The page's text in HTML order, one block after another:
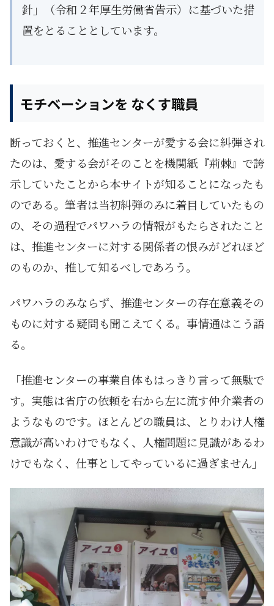
針」（令和２年厚生労働省告示）に基づいた措
置をとることとしています。
モチベーションを なくす職員
断っておくと、推進センターが愛する会に糾弾され
たのは、愛する会がそのことを機関紙『荊棘』で誇
示していたことから本サイトが知ることになったも
のである。筆者は当初糾弾のみに着目していたもの
の、その過程でパワハラの情報がもたらされたこと
は、推進センターに対する関係者の恨みがどれほど
のものか、推して知るべしであろう。
パワハラのみならず、推進センターの存在意義その
ものに対する疑問も聞こえてくる。事情通はこう語
る。
「推進センターの事業自体もはっきり言って無駄で
す。実態は省庁の依頼を右から左に流す仲介業者の
ようなものです。ほとんどの職員は、とりわけ人権
意識が高いわけでもなく、人権問題に見識があるわ
けでもなく、仕事としてやっているに過ぎません」